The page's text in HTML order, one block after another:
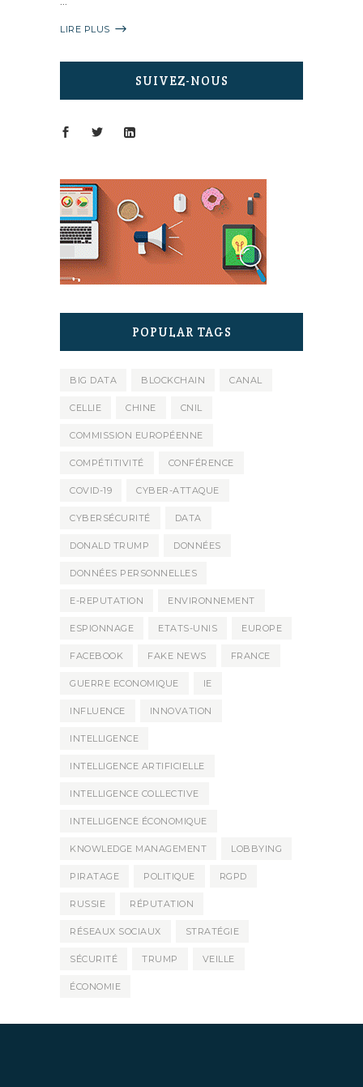
LIRE PLUS
SUIVEZ-NOUS
POPULAR TAGS
BIG DATA BLOCKCHAIN CANAL
CELLIE CHINE CNIL
COMMISSION EUROPÉENNE
COMPÉTITIVITÉ CONFÉRENCE
COVID-19 CYBER-ATTAQUE
CYBERSÉCURITÉ DATA
DONALD TRUMP DONNÉES
DONNÉES PERSONNELLES
E-REPUTATION ENVIRONNEMENT
ESPIONNAGE ETATS-UNIS EUROPE
FACEBOOK FAKE NEWS FRANCE
GUERRE ECONOMIQUE IE
INFLUENCE INNOVATION
INTELLIGENCE
INTELLIGENCE ARTIFICIELLE
INTELLIGENCE COLLECTIVE
INTELLIGENCE ÉCONOMIQUE
KNOWLEDGE MANAGEMENT LOBBYING
PIRATAGE POLITIQUE RGPD
RUSSIE RÉPUTATION
RÉSEAUX SOCIAUX STRATÉGIE
SÉCURITÉ TRUMP VEILLE
ÉCONOMIE